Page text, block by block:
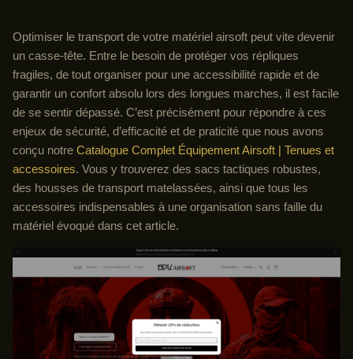
Optimiser le transport de votre matériel airsoft peut vite devenir
un casse-tête. Entre le besoin de protéger vos répliques
fragiles, de tout organiser pour une accessibilité rapide et de
garantir un confort absolu lors des longues marches, il est facile
de se sentir dépassé. C’est précisément pour répondre à ces
enjeux de sécurité, d’efficacité et de praticité que nous avons
conçu notre Catalogue Complet Équipement Airsoft | Tenues et
accessoires. Vous y trouverez des sacs tactiques robustes,
des housses de transport matelassées, ainsi que tous les
accessoires indispensables à une organisation sans faille du
matériel évoqué dans cet article.